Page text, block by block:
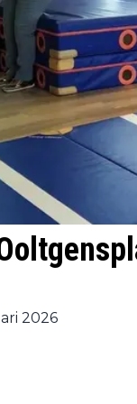
2026